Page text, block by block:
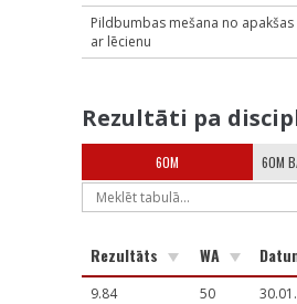
Pildbumbas mešana no apakšas
ar lēcienu
Rezultāti pa
60M 60M
Rezultāts WA
9.84 50